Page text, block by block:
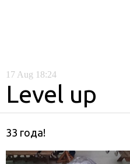
17 Aug 18:24
Level up
33 года!